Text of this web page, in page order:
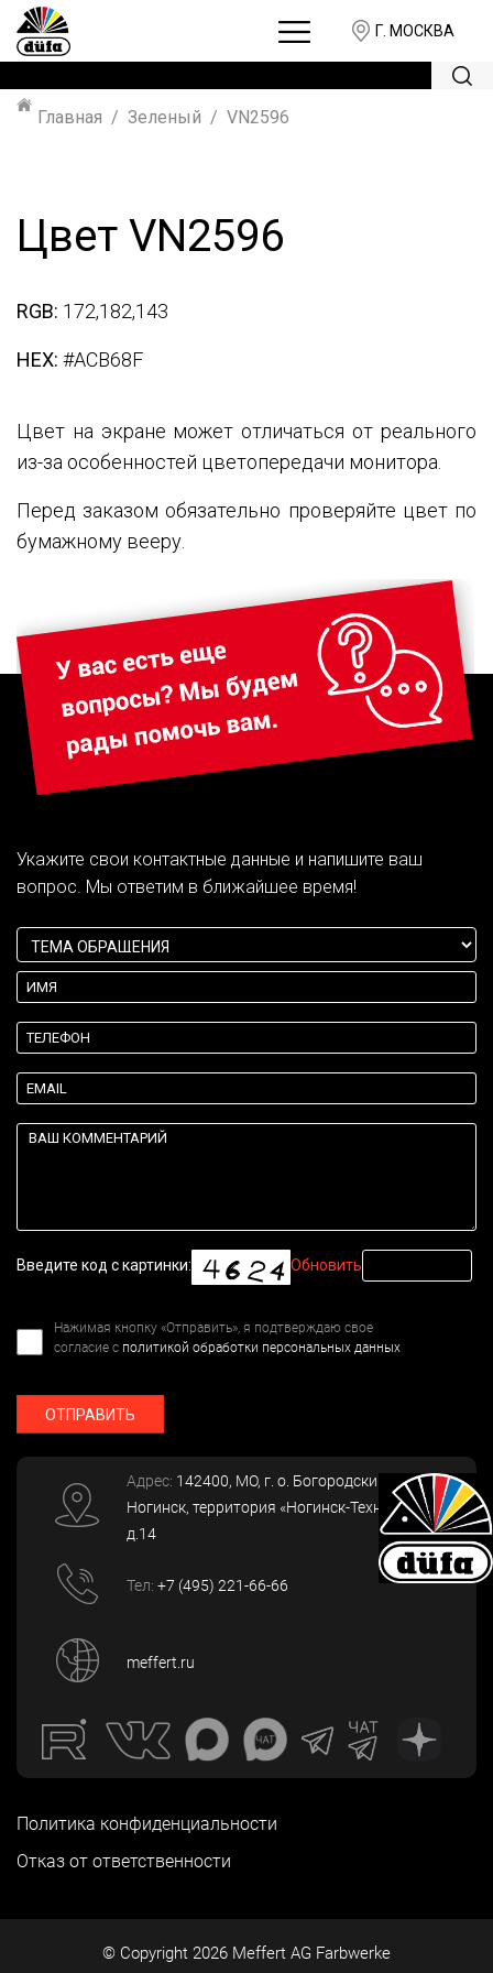
Г. МОСКВА
Главная Зеленый VN2596
Цвет VN2596
RGB: 172,182,143
HEX: #ACB68F
Цвет на экране может отличаться от реального
из-за особенностей цветопередачи монитора.
Перед заказом обязательно проверяйте цвет по
бумажному вееру.
Укажите свои контактные данные и напишите ваш
вопрос. Мы ответим в ближайшее время!
Введите код с картинки: Обновить
Нажимая кнопку «Отправить», я подтверждаю свое
согласие с политикой обработки персональных данных
ОТПРАВИТЬ
Адрес: 142400, МО, г. о. Богородский, г.
Ногинск, территория «Ногинск-Технопарк»,
д.14
Тел: +7 (495) 221-66-66
meffert.ru
Политика конфиденциальности
Отказ от ответственности
© Copyright 2026 Meffert AG Farbwerke